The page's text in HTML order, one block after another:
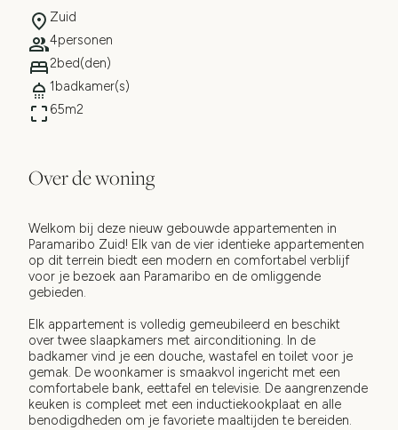
Zuid
4personen
2bed(den)
1 badkamer(s)
65m2
Over de woning
Welkom bij deze nieuw gebouwde appartementen in
Paramaribo Zuid! Elk van de vier identieke appartementen
op dit terrein biedt een modern en comfortabel verblijf
voor je bezoek aan Paramaribo en de omliggende
gebieden.
Elk appartement is volledig gemeubileerd en beschikt
over twee slaapkamers met airconditioning. In de
badkamer vind je een douche, wastafel en toilet voor je
gemak. De woonkamer is smaakvol ingericht met een
comfortabele bank, eettafel en televisie. De aangrenzende
keuken is compleet met een inductiekookplaat en alle
benodigdheden om je favoriete maaltijden te bereiden.